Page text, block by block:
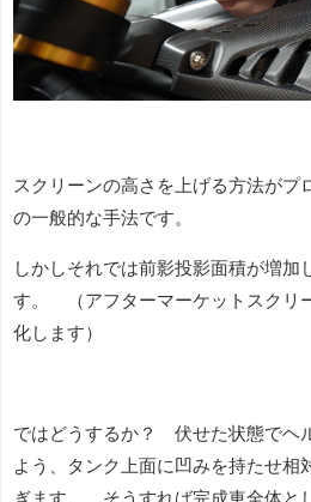
スクリーンの高さを上げる方法がプ
の一般的な手法です。
しかしそれでは前影投影面積が増加
す。 （アフターマーケットスクリ
化します）
ではどうするか？ 伏せた状態でヘ
よう、タンク上面に凹みを持たせ相
ぎます。 そうすれば完成車全体と